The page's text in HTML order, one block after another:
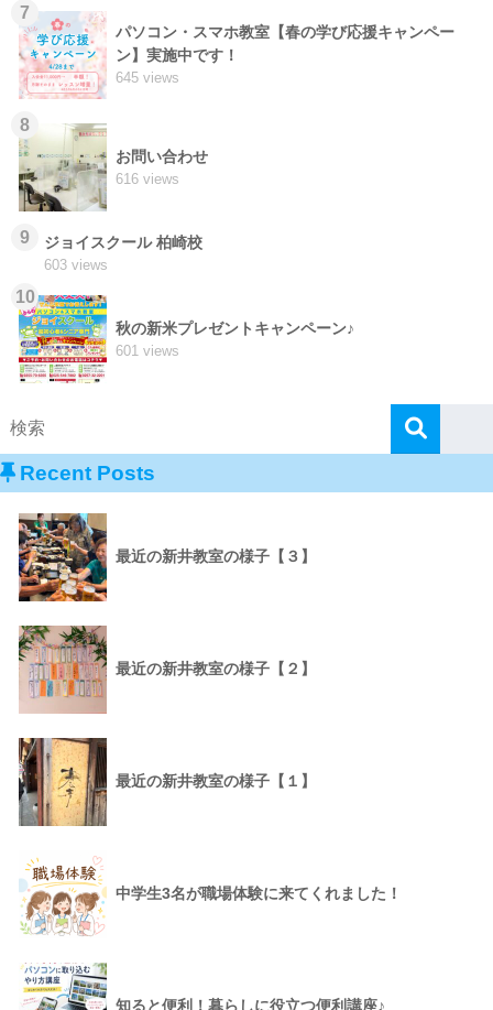
7
パソコン・スマホ教室【春の学び応援キャンペー
ン】実施中です！
645 views
8
お問い合わせ
616 views
9 ジョイスクール 柏崎校
603 views
10
秋の新米プレゼントキャンペーン♪
601 views
Recent Posts
最近の新井教室の様子【３】
最近の新井教室の様子【２】
最近の新井教室の様子【１】
中学生3名が職場体験に来てくれました！
知ると便利！暮らしに役立つ便利講座♪